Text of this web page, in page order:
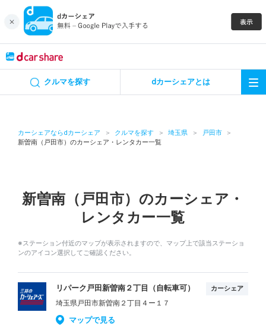
クルマを探す dカーシェアとは
カーシェアならdカーシェア クルマを探す 埼玉県
戸田市
新曽南（戸田市）のカーシェア・レンタカー一覧
新曽南（戸田市）のカーシェア・
レンタカー一覧
※ステーション付近のマップが表示されますので、マップ上で該当ステーショ
ンのアイコン選択してご確認ください。
リパーク戸田新曽南２丁目（自転車可） カーシェア
埼玉県戸田市新曽南２丁目４ー１７
マップで見る
カーシェア
特集
アプリの使い方